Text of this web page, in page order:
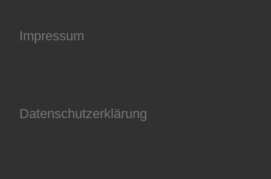
Impressum
Datenschutzerklärung